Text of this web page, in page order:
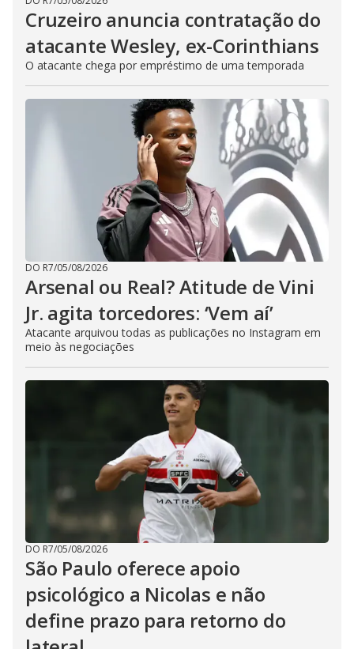
Cruzeiro anuncia contratação do
atacante Wesley, ex-Corinthians
O atacante chega por empréstimo de uma temporada
DO R7/05/08/2026
Arsenal ou Real? Atitude de Vini
Jr. agita torcedores: ‘Vem aí’
Atacante arquivou todas as publicações no Instagram em
meio às negociações
DO R7/05/08/2026
São Paulo oferece apoio
psicológico a Nicolas e não
define prazo para retorno do